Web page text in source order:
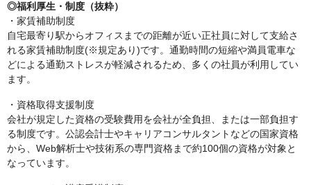
◎福利厚生・制度（抜粋）
・家賃補助制度
自宅最寄り駅からオフィスまでの距離が近い正社員に対して支給さ
れる家賃補助制度(※規定あり)です。通勤時間の短縮や満員電車な
どによる通勤ストレスが軽減されるため、多くの社員が利用してい
ます。
・資格取得支援制度
会社が規定した資格の受験費用を会社が全負担、または一部負担す
る制度です。公認会計士やキャリアコンサルタントなどの国家資格
から、Web解析士や技術系の専門資格まで約100個の資格が対象と
なっています。